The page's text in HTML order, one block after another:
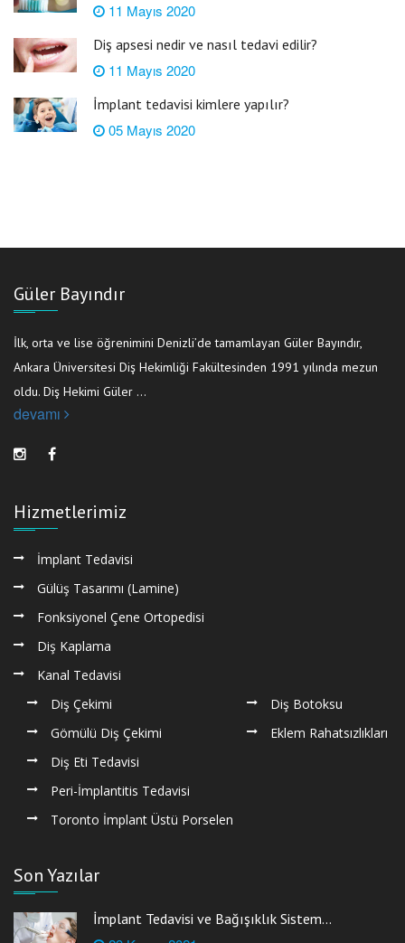
11 Mayıs 2020
Diş apsesi nedir ve nasıl tedavi edilir?
11 Mayıs 2020
İmplant tedavisi kimlere yapılır?
05 Mayıs 2020
Güler Bayındır
İlk, orta ve lise öğrenimini Denizli’de tamamlayan Güler Bayındır,
Ankara Üniversitesi Diş Hekimliği Fakültesinden 1991 yılında mezun
oldu. Diş Hekimi Güler ...
devamı
Hizmetlerimiz
İmplant Tedavisi
Gülüş Tasarımı (Lamine)
Fonksiyonel Çene Ortopedisi
Diş Kaplama
Kanal Tedavisi
Diş Çekimi
Gömülü Diş Çekimi
Diş Eti Tedavisi
Peri-İmplantitis Tedavisi
Toronto İmplant Üstü Porselen
Diş Botoksu
Eklem Rahatsızlıkları
Son Yazılar
İmplant Tedavisi ve Bağışıklık Sistem...